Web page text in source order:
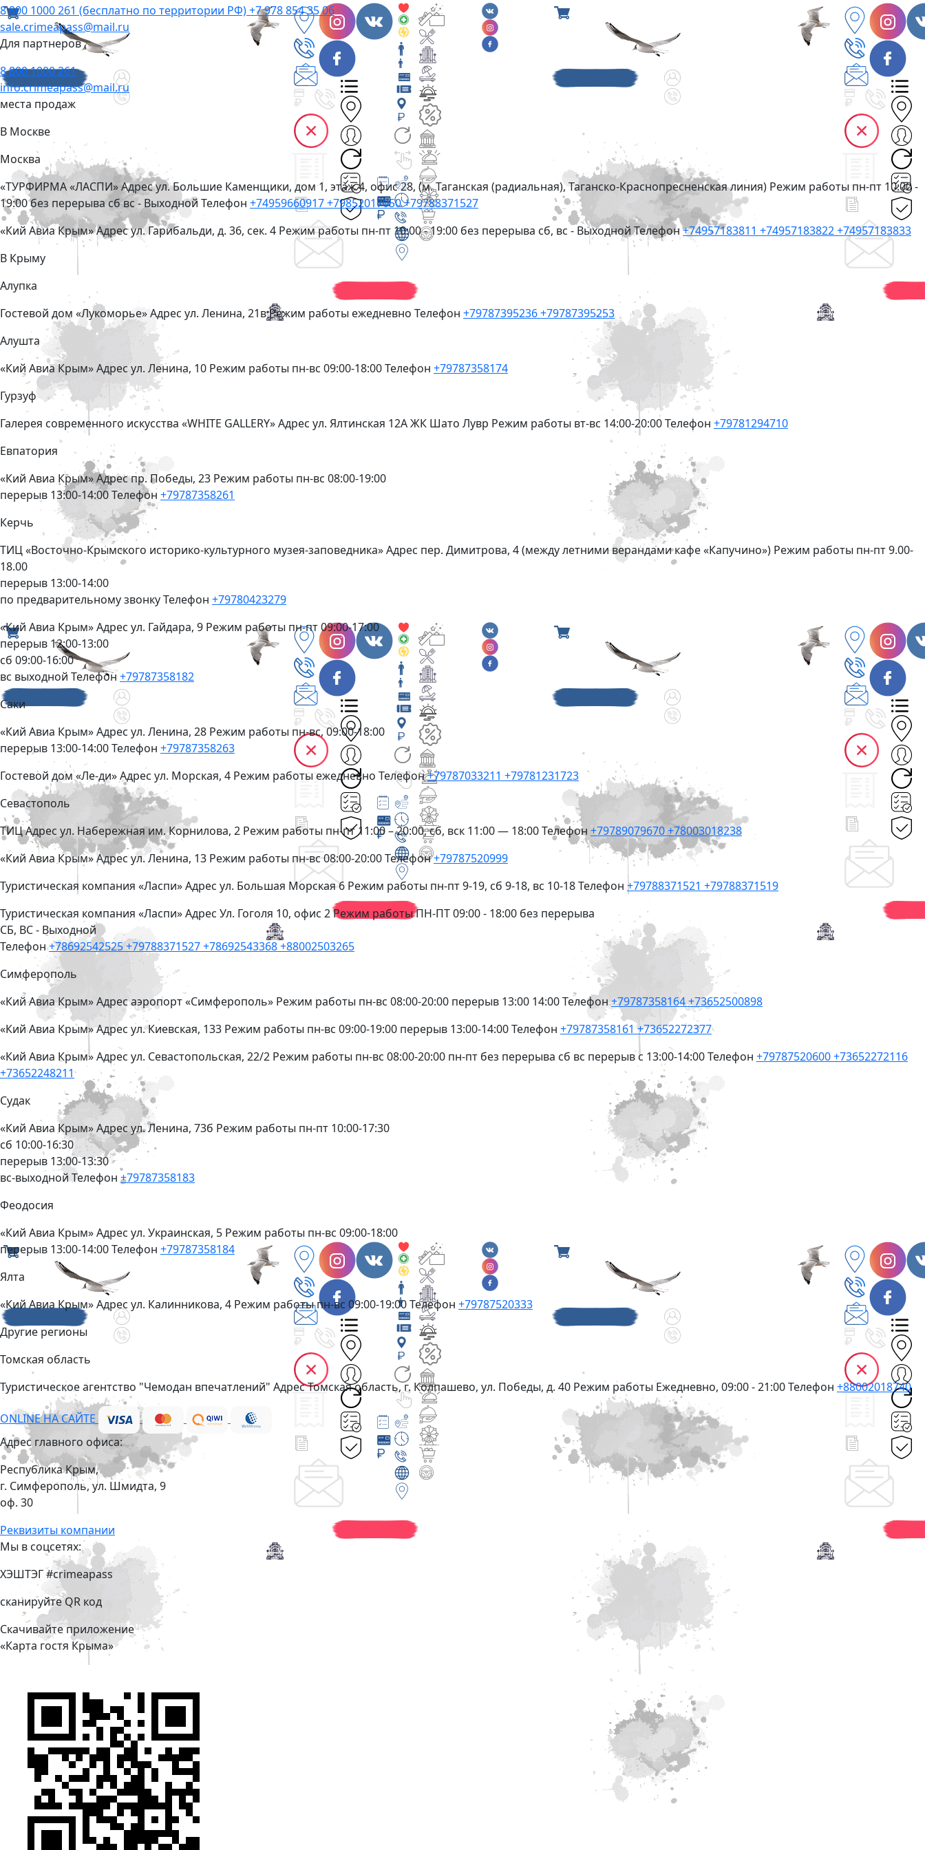
8 800 1000 261 (бесплатно по территории РФ)+7 978 854 35 06
sale.crimeapass@mail.ru
Для партнеров
8 800 1000 261
info.crimeapass@mail.ru
места продаж
В Москве
Москва
«ТУРФИРМА «ЛАСПИ»Адресул. Большие Каменщики, дом 1, этаж 4, офис 28, (м. Таганская (радиальная), Таганско-Краснопресненская линия) Режим работы пн-пт 10:00 -
19:00 без перерыва сб вс - ВыходнойТелефон +74959660917+79852017050+79788371527
«Кий Авиа Крым»Адресул. Гарибальди, д. 36, сек. 4 Режим работы пн-пт 10:00 - 19:00 без перерыва сб, вс - Выходной Телефон+74957183811 +74957183822+74957183833
В Крыму
Алупка
Гостевой дом «Лукоморье»Адрес ул. Ленина, 21вРежим работы ежедневно Телефон +79787395236+79787395253
Алушта
«Кий Авиа Крым»Адрес ул. Ленина, 10 Режим работы пн-вс 09:00-18:00Телефон +79787358174
Гурзуф
Галерея современного искусства «WHITE GALLERY»Адрес ул. Ялтинская 12А ЖК Шато Лувр Режим работы вт-вс 14:00-20:00Телефон +79781294710
Евпатория
«Кий Авиа Крым»Адреспр. Победы, 23 Режим работы пн-вс 08:00-19:00
перерыв 13:00-14:00Телефон +79787358261
Керчь
ТИЦ «Восточно-Крымского историко-культурного музея-заповедника»Адрес пер. Димитрова, 4 (между летними верандами кафе «Капучино») Режим работы пн-пт 9.00-
18.00
перерыв 13:00-14:00
по предварительному звонкуТелефон +79780423279
«Кий Авиа Крым»Адрес ул. Гайдара, 9 Режим работы пн-пт 09:00-17:00
перерыв 12:00-13:00
сб 09:00-16:00
вс выходной Телефон+79787358182
Саки
«Кий Авиа Крым»Адрес ул. Ленина, 28 Режим работы пн-вс, 09:00-18:00
перерыв 13:00-14:00Телефон +79787358263
Гостевой дом «Ле-ди»Адрес ул. Морская, 4 Режим работы ежедневно Телефон+79787033211 +79781231723
Севастополь
ТИЦАдрес ул. Набережная им. Корнилова, 2 Режим работы пн-пт 11:00 – 20:00, сб, вск 11:00 — 18:00Телефон +79789079670+78003018238
«Кий Авиа Крым»Адрес ул. Ленина, 13 Режим работы пн-вс 08:00-20:00Телефон+79787520999
Туристическая компания «Ласпи»Адрес ул. Большая Морская 6 Режим работы пн-пт 9-19, сб 9-18, вс 10-18Телефон +79788371521 +79788371519
Туристическая компания «Ласпи»Адрес Ул. Гоголя 10, офис 2Режим работыПН-ПТ 09:00 - 18:00 без перерыва
СБ, ВС - Выходной
Телефон+78692542525+79788371527+78692543368+88002503265
Симферополь
«Кий Авиа Крым»Адресаэропорт «Симферополь» Режим работы пн-вс 08:00-20:00 перерыв 13:00 14:00Телефон +79787358164+73652500898
«Кий Авиа Крым»Адрес ул. Киевская, 133 Режим работы пн-вс 09:00-19:00 перерыв 13:00-14:00Телефон +79787358161+73652272377
«Кий Авиа Крым»Адрес ул. Севастопольская, 22/2 Режим работы пн-вс 08:00-20:00 пн-пт без перерыва сб вс перерыв с 13:00-14:00Телефон +79787520600+73652272116
+73652248211
Судак
«Кий Авиа Крым»Адрес ул. Ленина, 73б Режим работы пн-пт 10:00-17:30
сб 10:00-16:30
перерыв 13:00-13:30
вс-выходнойТелефон +79787358183
Феодосия
«Кий Авиа Крым»Адрес ул. Украинская, 5 Режим работы пн-вс 09:00-18:00
перерыв 13:00-14:00Телефон +79787358184
Ялта
«Кий Авиа Крым»Адрес ул. Калинникова, 4 Режим работыпн-вс 09:00-19:00Телефон +79787520333
Другие регионы
Томская область
Туристическое агентство "Чемодан впечатлений" АдресТомская область, г. Колпашево, ул. Победы, д. 40 Режим работыЕжедневно, 09:00 - 21:00Телефон +88002018740
ONLINE НА САЙТЕ
Адрес главного офиса:
Республика Крым,
г. Симферополь, ул. Шмидта, 9
оф. 30
Реквизиты компании
Мы в соцсетях:
ХЭШТЭГ #crimeapass
сканируйте QR код
Скачивайте приложение
«Карта гостя Крыма»